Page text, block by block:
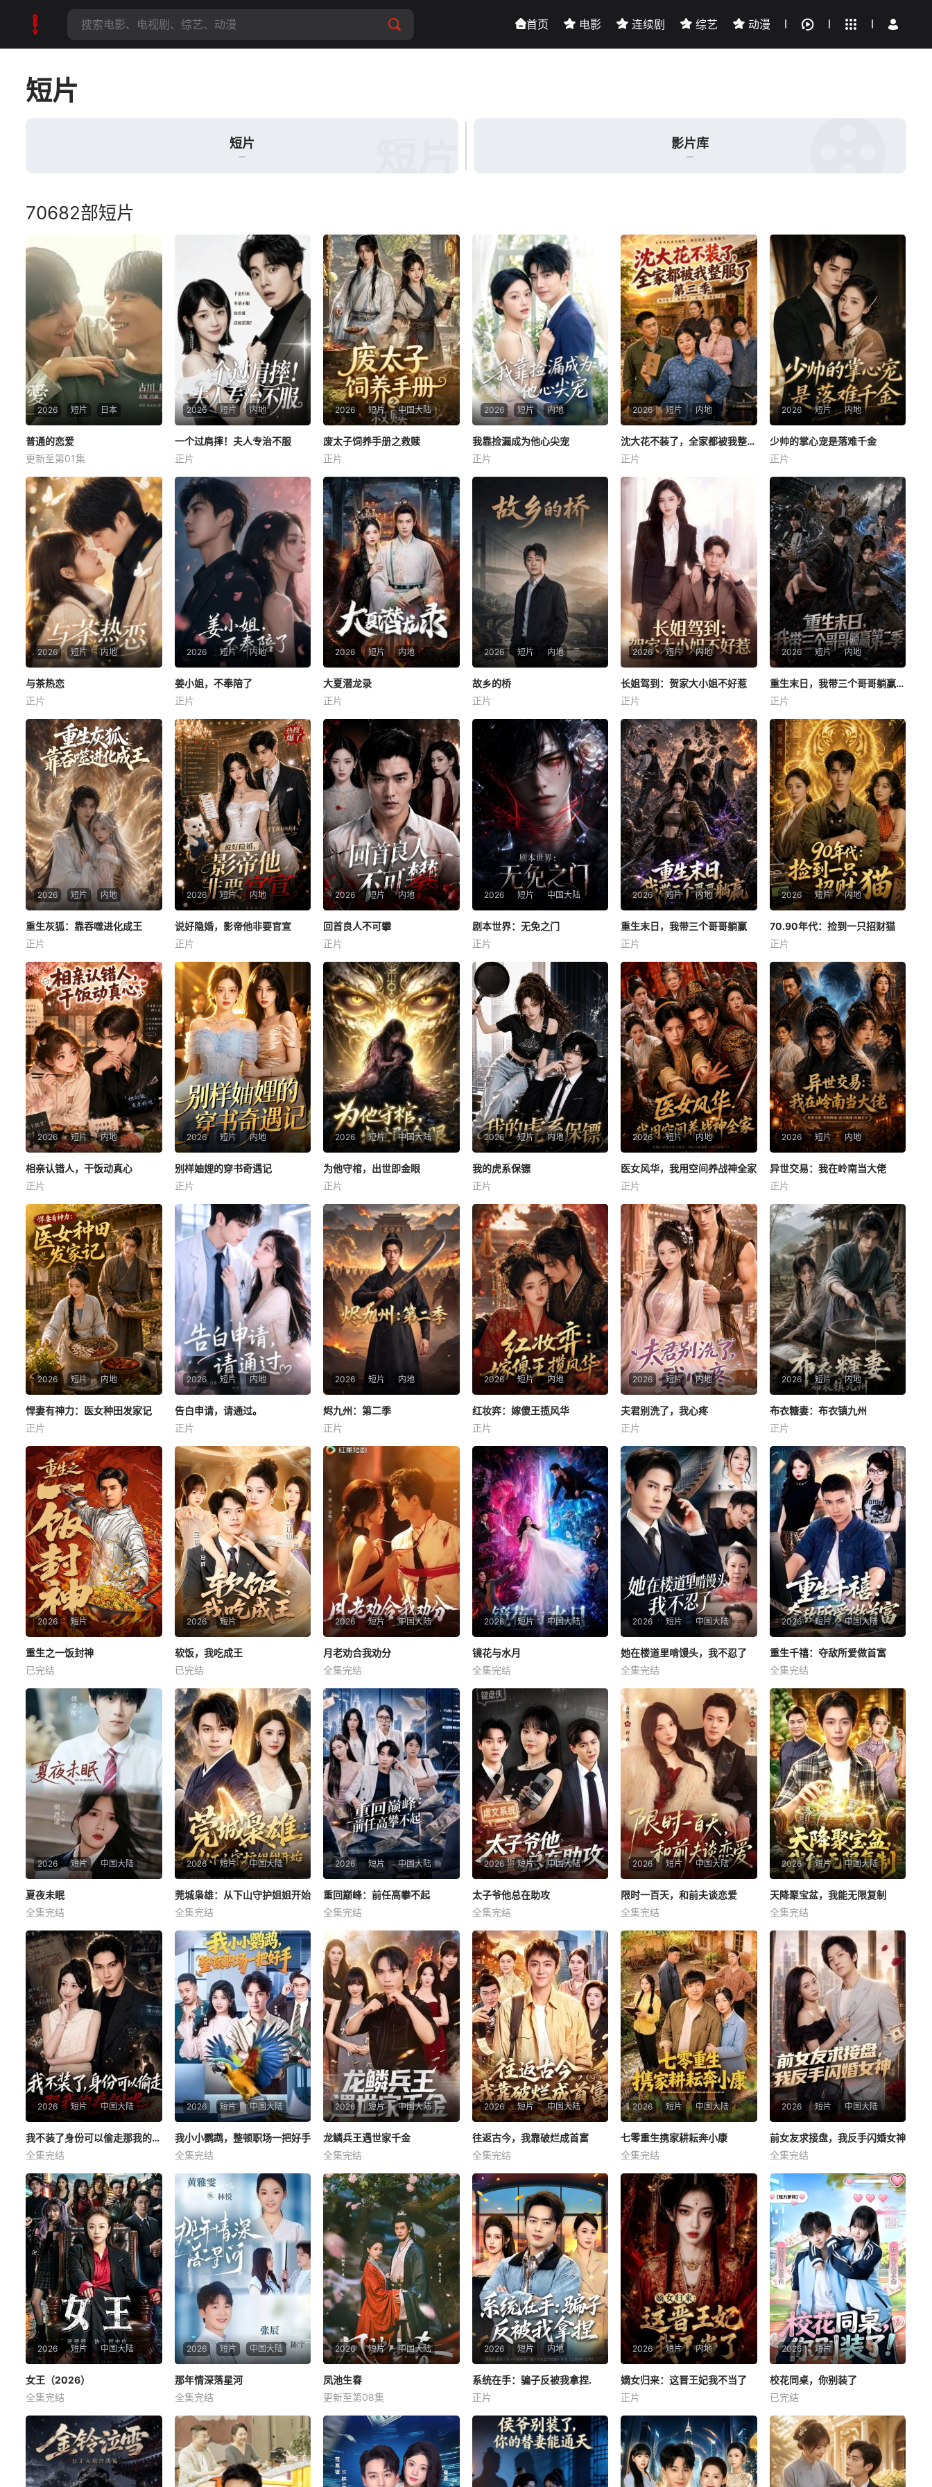
首页 电影 连续剧 综艺 动漫
我的观影记录 全部影片
短片
短片 影片库
70682部短片
2026 短片 日本
普通的恋爱
古川雄辉
本作改编自同名漫画，是一部
以处于上下级关系的文原一良
与东庆伊为中心，讲述这两个
笨拙之人寻觅属于自己幸福历
程的爱情故事。一良因过去的
心理创伤而避免与他人深交，
庆伊也自认不会对人产生恋爱
感情，过着与恋爱无
普通的恋爱
更新至第01集
2026 短片 内地
一个过肩摔！夫人专治不服
未知
一个过肩摔！夫人专治不服
正片
2026 短片 中国大陆
废太子饲养手册之救赎
未知
废太子饲养手册之救赎
正片
2026 短片 内地
我靠捡漏成为他心尖宠
未知
我靠捡漏成为他心尖宠
正片
2026 短片 内地
沈大花不装了，全家都被我整服了第三季
未知
沈大花不装了，全家都被我整服了第三季
正片
2026 短片 内地
未知
少帅的掌心宠是落难千金
正片
2026 短片 内地
与茶热恋
未知
与茶热恋
正片
2026 短片 内地
姜小姐，不奉陪了
未知
姜小姐，不奉陪了
正片
2026 短片 内地
大夏潜龙录
未知
大夏潜龙录
正片
2026 短片 内地
故乡的桥
未知
故乡的桥
正片
2026 短片 内地
长姐驾到：贺家大小姐不好惹
未知
长姐驾到：贺家大小姐不好惹
正片
2026 短片 内地
重生末日，我带三个哥哥躺赢第二季
未知
重生末日，我带三个哥哥躺赢第二季
正片
2026 短片 内地
重生灰狐：靠吞噬进化成王
未知
重生灰狐：靠吞噬进化成王
正片
2026 短片 内地
说好隐婚，影帝他非要官宣
未知
说好隐婚，影帝他非要官宣
正片
2026 短片 内地
回首良人不可攀
未知
回首良人不可攀
正片
2026 短片 中国大陆
剧本世界：无免之门
未知
剧本世界：无免之门
正片
2026 短片 内地
重生末日，我带三个哥哥躺赢
未知
重生末日，我带三个哥哥躺赢
正片
2026 短片 内地
70.90年代：捡到一只招财猫
未知
70.90年代：捡到一只招财猫
正片
2026 短片 内地
未知
相亲认错人，干饭动真心
正片
2026 短片 内地
别样妯娌的穿书奇遇记
未知
别样妯娌的穿书奇遇记
正片
2026 短片 中国大陆
为他守棺，出世即金眼
未知
为他守棺，出世即金眼
正片
2026 短片 内地
我的虎系保镖
未知
我的虎系保镖
正片
2026 短片 内地
医女风华，我用空间养战神全家
未知
医女风华，我用空间养战神全家
正片
2026 短片 内地
异世交易：我在岭南当大佬
未知
异世交易：我在岭南当大佬
正片
2026 短片 内地
悍妻有神力：医女种田发家记
未知
悍妻有神力：医女种田发家记
正片
2026 短片 内地
告白申请，请通过。
未知
告白申请，请通过。
正片
2026 短片 内地
烬九州：第二季
未知
烬九州：第二季
正片
2026 短片 内地
红妆弈：嫁傻王揽风华
未知
红妆弈：嫁傻王揽风华
正片
2026 短片 内地
夫君别洗了，我心疼
未知
夫君别洗了，我心疼
正片
2026 短片 内地
布衣糖妻：布衣镇九州
未知
布衣糖妻：布衣镇九州
正片
2026 短片
重生之一饭封神
未知
重生之一饭封神
已完结
2026 短片
软饭，我吃成王
未知
软饭，我吃成王
已完结
2026 短片 中国大陆
月老劝合我劝分
杨泽
暂无简介
月老劝合我劝分
全集完结
2026 短片 中国大陆
镜花与水月
蒙恩
暂无简介
镜花与水月
全集完结
2026 短片 中国大陆
她在楼道里啃馒头，我不忍了
姚睿
暂无简介
她在楼道里啃馒头，我不忍了
全集完结
2026 短片 中国大陆
重生千禧：夺敌所爱做首富
王子行
暂无简介
重生千禧：夺敌所爱做首富
全集完结
2026 短片 中国大陆
夏夜未眠
何思瑾
暂无简介
夏夜未眠
全集完结
2026 短片 中国大陆
莞城枭雄：从下山守护姐姐开始
胡文飞
暂无简介
莞城枭雄：从下山守护姐姐开始
全集完结
2026 短片 中国大陆
王金泽
暂无简介
重回巅峰：前任高攀不起
全集完结
2026 短片 中国大陆
太子爷他总在助攻
程妤
暂无简介
太子爷他总在助攻
全集完结
2026 短片 中国大陆
限时一百天，和前夫谈恋爱
黄雅雯
暂无简介
限时一百天，和前夫谈恋爱
全集完结
2026 短片 中国大陆
天降聚宝盆，我能无限复制
夏锦沐
天降聚宝盆，我能无限复制
全集完结
2026 短片 中国大陆
我不装了身份可以偷走那我的病例呢
杨新锐
暂无简介
我不装了身份可以偷走那我的病例呢
全集完结
2026 短片 中国大陆
我小小鹦鹉，整顿职场一把好手
朱宏钊
暂无简介
我小小鹦鹉，整顿职场一把好手
全集完结
2026 短片 中国大陆
龙鳞兵王遇世家千金
雷孙强
暂无简介
龙鳞兵王遇世家千金
全集完结
2026 短片 中国大陆
往返古今，我靠破烂成首富
厉家兵
暂无简介
往返古今，我靠破烂成首富
全集完结
2026 短片 中国大陆
陈子轩
暂无简介
七零重生携家耕耘奔小康
全集完结
2026 短片 中国大陆
前女友求接盘，我反手闪婚女神
高鸿垲
暂无简介
前女友求接盘，我反手闪婚女神
全集完结
2026 短片 中国大陆
女王（2026）
张蓓蓓
暂无简介
女王（2026）
全集完结
2026 短片 中国大陆
那年情深落星河
黄雅雯
暂无简介
那年情深落星河
全集完结
2026 短片 中国大陆
凤池生春
邓凯
朱丽岚
屠户女戚元是被掉包的侯府千
金，假千金为自保陷害欺辱戚
元。戚元无奈沦为靖王萧云庭
的暗卫，两人互生情愫。齐王
疯狂闯入两人大婚之夜，戚元
凤池生春
更新至第08集
2026 短片 内地
系统在手：骗子反被我拿捏.
未知
系统在手：骗子反被我拿捏.
正片
2026 短片 内地
嫡女归来：这晋王妃我不当了
未知
嫡女归来：这晋王妃我不当了
正片
2026 短片
校花同桌，你别装了
未知
校花同桌，你别装了
已完结